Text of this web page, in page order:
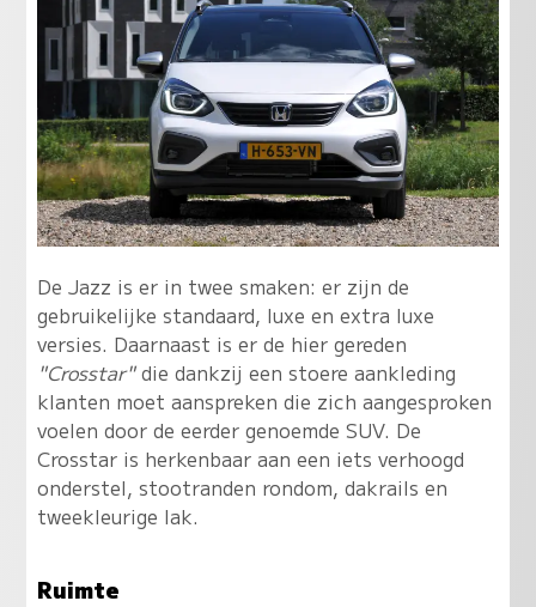
De Jazz is er in twee smaken: er zijn de
gebruikelijke standaard, luxe en extra luxe
versies. Daarnaast is er de hier gereden
"Crosstar"die dankzij een stoere aankleding
klanten moet aanspreken die zich aangesproken
voelen door de eerder genoemde SUV. De
Crosstar is herkenbaar aan een iets verhoogd
onderstel, stootranden rondom, dakrails en
tweekleurige lak.
Ruimte